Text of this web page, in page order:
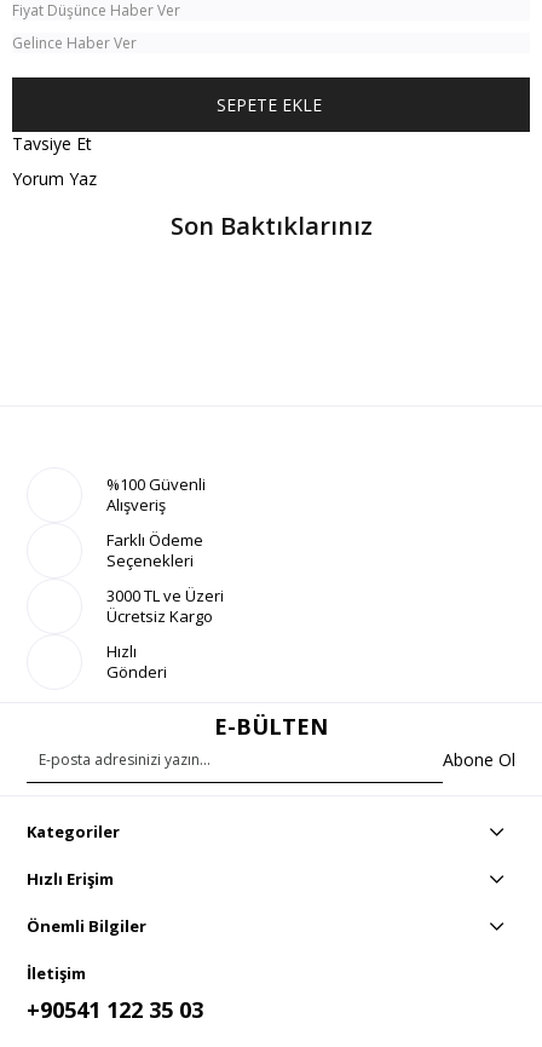
Fiyat Düşünce Haber Ver
Gelince Haber Ver
Tavsiye Et
Yorum Yaz
Son Baktıklarınız
%100 Güvenli
Alışveriş
Farklı Ödeme
Seçenekleri
3000 TL ve Üzeri
Ücretsiz Kargo
Hızlı
Gönderi
E-BÜLTEN
Abone Ol
Kategoriler
Hızlı Erişim
Önemli Bilgiler
İletişim
+90541 122 35 03